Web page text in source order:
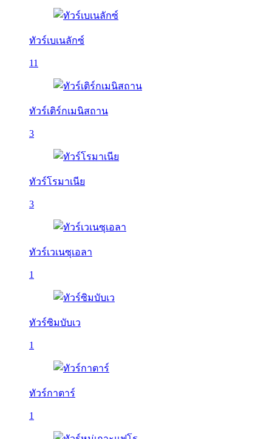
ทัวร์เบเนลักซ์
11
ทัวร์เติร์กเมนิสถาน
3
ทัวร์โรมาเนีย
3
ทัวร์เวเนซุเอลา
1
ทัวร์ซิมบับเว
1
ทัวร์กาตาร์
1